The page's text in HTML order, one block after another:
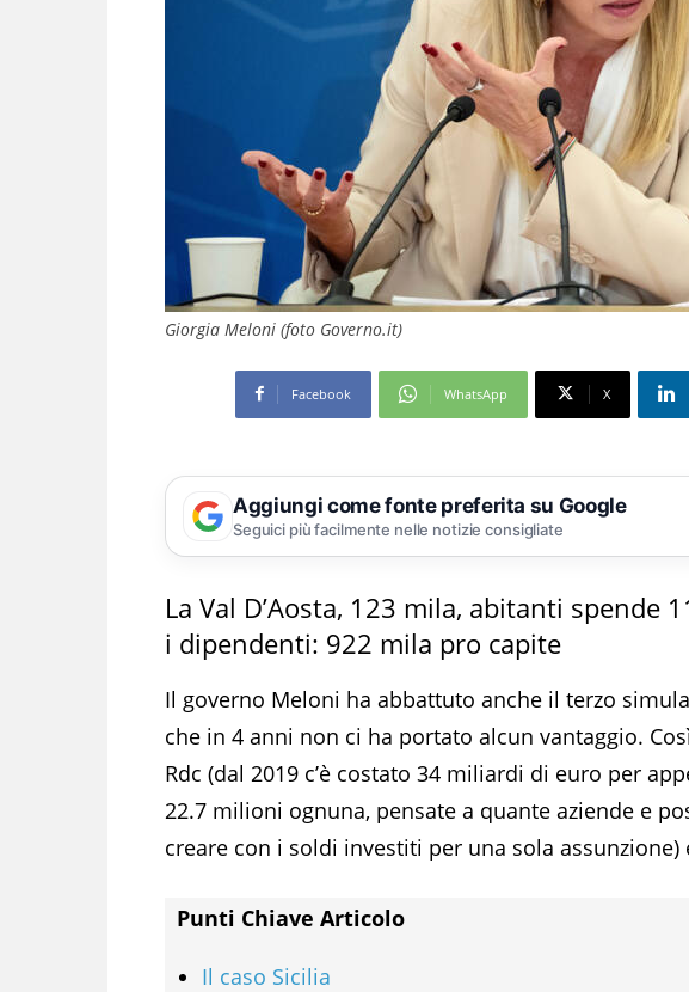
Giorgia Meloni (foto Governo.it)
Facebook WhatsApp X
Aggiungi come fonte preferita su Google
Seguici più facilmente nelle notizie consigliate
La Val D’Aosta, 123 mila, abitanti spende
i dipendenti: 922 mila pro capite
Il governo Meloni ha abbattuto anche il terzo
che in 4 anni non ci ha portato alcun vantaggio.
Rdc (dal 2019 c’è costato 34 miliardi di euro per
22.7 milioni ognuna, pensate a quante aziende e
creare con i soldi investiti per una sola
Punti Chiave Articolo
Il caso Sicilia